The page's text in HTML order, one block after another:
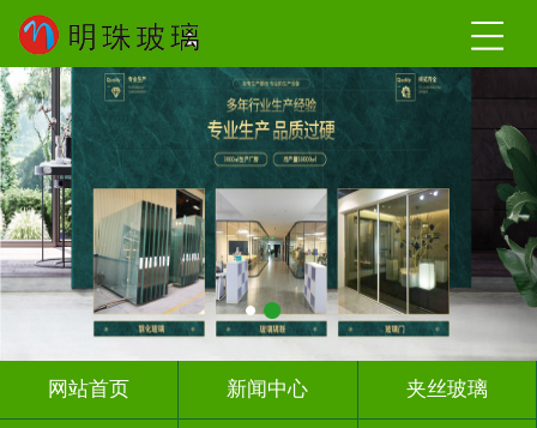
网站首页 新闻中心 夹丝玻璃